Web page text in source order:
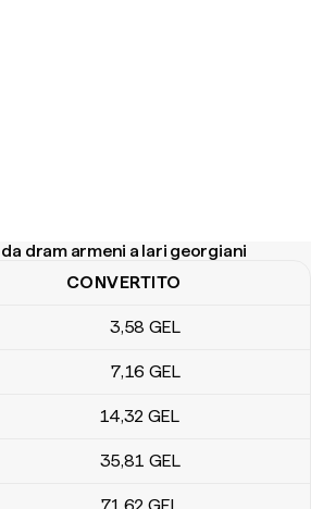
dram armeni a lari georgiani
dram armeni a lari georgiani
CONVERTITO
3,58 GEL
7,16 GEL
14,32 GEL
35,81 GEL